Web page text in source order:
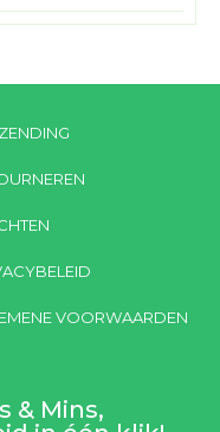
VOORWAARDEN
& Mins,